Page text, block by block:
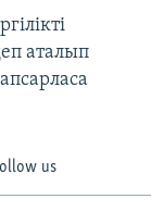
аталып
us